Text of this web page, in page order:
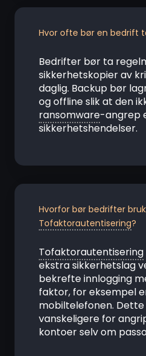
Hvor ofte bør en bedrift
Bedrifter bør ta
sikkerhetskopier av
daglig. Backup bør
og offline slik at den
ransomware-angrep
sikkerhetshendelser.
Hvorfor bør bedrifter
Tofaktorautentisering?
Tofaktorautentisering
ekstra sikkerhetslag
bekrefte innlogging
faktor, for eksempel
mobiltelefonen.
vanskeligere for
kontoer selv om